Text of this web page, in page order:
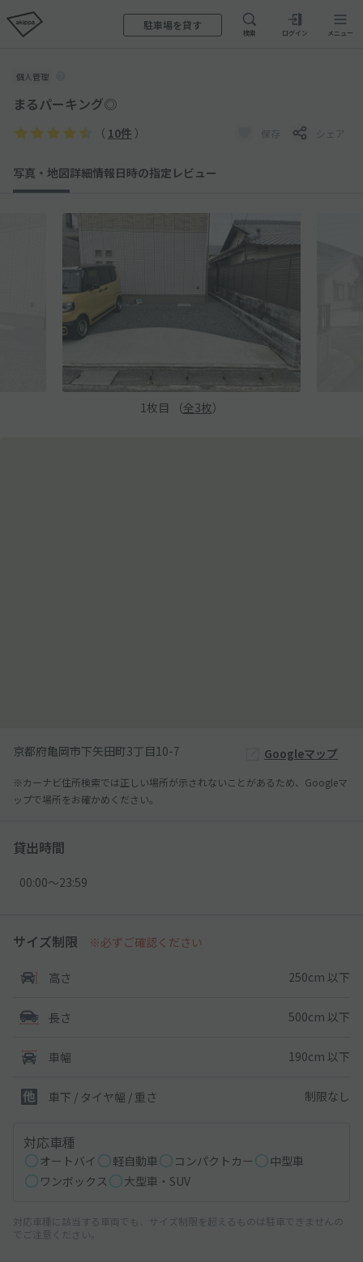
駐車場を貸す
検索 ログイン メニュー
個人管理
まるパーキング◎
（ 10件 ） 保存 シェア
写真・地図詳細情報日時の指定 レビュー
1 枚目 （全3枚）
京都府亀岡市下矢田町3丁目10-7 Googleマップ
※カーナビ住所検索では正しい場所が示されないことがあるため、Googleマ
ップで場所をお確かめください。
貸出時間
00:00〜23:59
サイズ制限 ※必ずご確認ください
高さ 250cm 以下
長さ 500cm 以下
車幅 190cm 以下
車下 / タイヤ幅 / 重さ 制限なし
対応車種
オートバイ 軽自動車 コンパクトカー
中型車
ワンボックス
大型車・SUV
対応車種に該当する車両でも、サイズ制限を超えるものは駐車できませんの
でご注意ください。